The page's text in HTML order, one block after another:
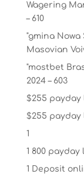
Wagering
– 610
"gmina Nowa
Masovian
"mostbet
2024 – 603
$255
$255
1
1 800 payday
1 Deposit